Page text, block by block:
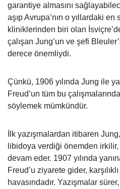
garantiye almasını
aşıp Avrupa’nın o yıllardaki en
kliniklerinden biri olan
çalışan Jung’un ve şefi
derece önemliydi.
Çünkü, 1906 yılında Jung ile
Freud’un tüm bu
söylemek mümkündür.
İlk yazışmalardan itibaren
libidoya verdiği önemden
devam eder. 1907 yılında
Freud’u ziyarete gider,
havasındadır. Yazışmalar